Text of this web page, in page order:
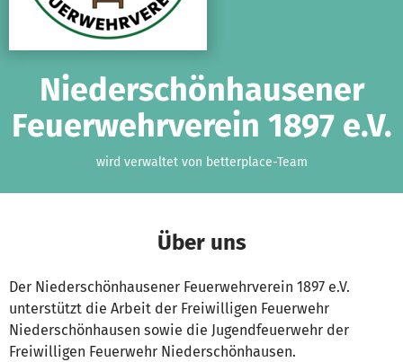
Niederschönhausener
Feuerwehrverein 1897 e.V.
wird verwaltet von betterplace-Team
Über uns
Der Niederschönhausener Feuerwehrverein 1897 e.V.
unterstützt die Arbeit der Freiwilligen Feuerwehr
Niederschönhausen sowie die Jugendfeuerwehr der
Freiwilligen Feuerwehr Niederschönhausen.